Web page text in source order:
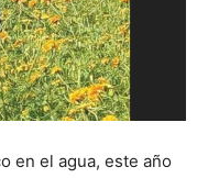
en el agua, este año